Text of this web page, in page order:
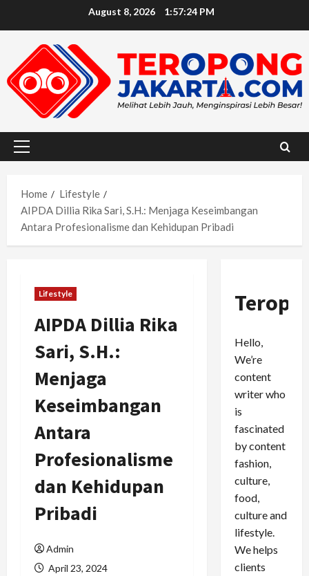
August 8, 2026 1:57:26 PM
Primary
Home
Lifestyle
AIPDA Dillia Rika Sari, S.H.: Menjaga Keseimbangan
Antara Profesionalisme dan Kehidupan Pribadi
Lifestyle
AIPDA Dillia Rika
Sari, S.H.:
Menjaga
Keseimbangan
Antara
Profesionalisme
dan Kehidupan
Pribadi
Admin
April 23, 2024
Hello,
We’re
content
writer who
is
fascinated
by content
fashion,
culture,
food,
culture and
lifestyle.
We helps
clients